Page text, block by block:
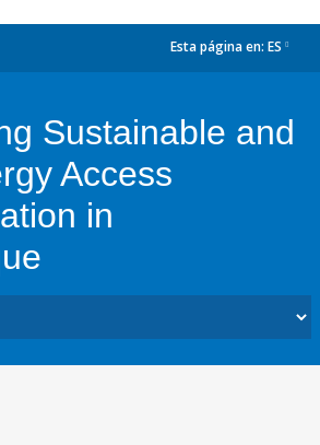
Esta página en: ES
Sustainable and
Access
in